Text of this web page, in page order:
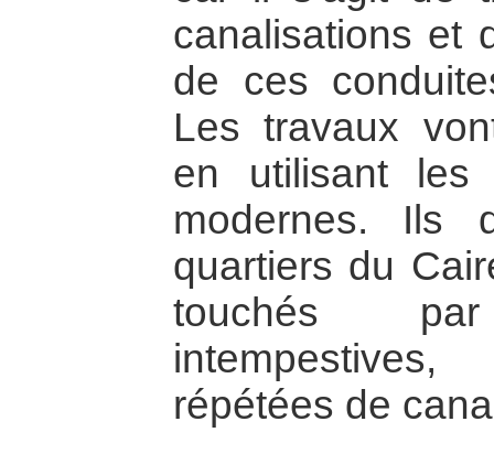
canalisations et
de ces
Les travaux
en utilisant les
modernes. Ils
quartiers du
touchés
répétées de